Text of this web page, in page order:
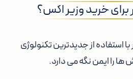
برای خرید وزیر اکس؟
استفاده از جدیدترین تکنولوژی
ها را ایمن نگه می دارد.